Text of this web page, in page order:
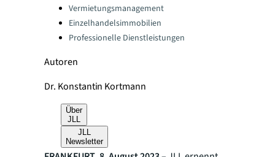
Vermietungsmanagement
Einzelhandelsimmobilien
Professionelle Dienstleistungen
Autoren
Dr. Konstantin Kortmann
Über
JLL
JLL
Newsletter